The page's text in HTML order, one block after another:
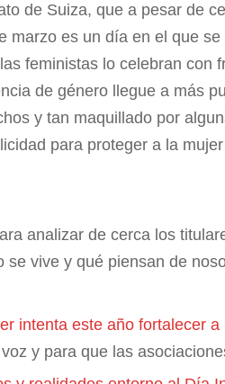
de Suiza, que a pesar de
marzo es un día en el que
feministas lo celebran con
de género llegue a más
y tan maquillado por
para proteger a la
analizar de cerca los
se vive y qué piensan de
intenta este año fortalecer
y para que las